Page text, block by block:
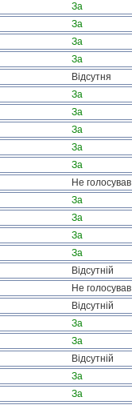
За
За
За
За
Відсутня
За
За
За
За
За
Не голосував
За
За
За
За
Відсутній
Не голосував
Відсутній
За
За
Відсутній
За
За